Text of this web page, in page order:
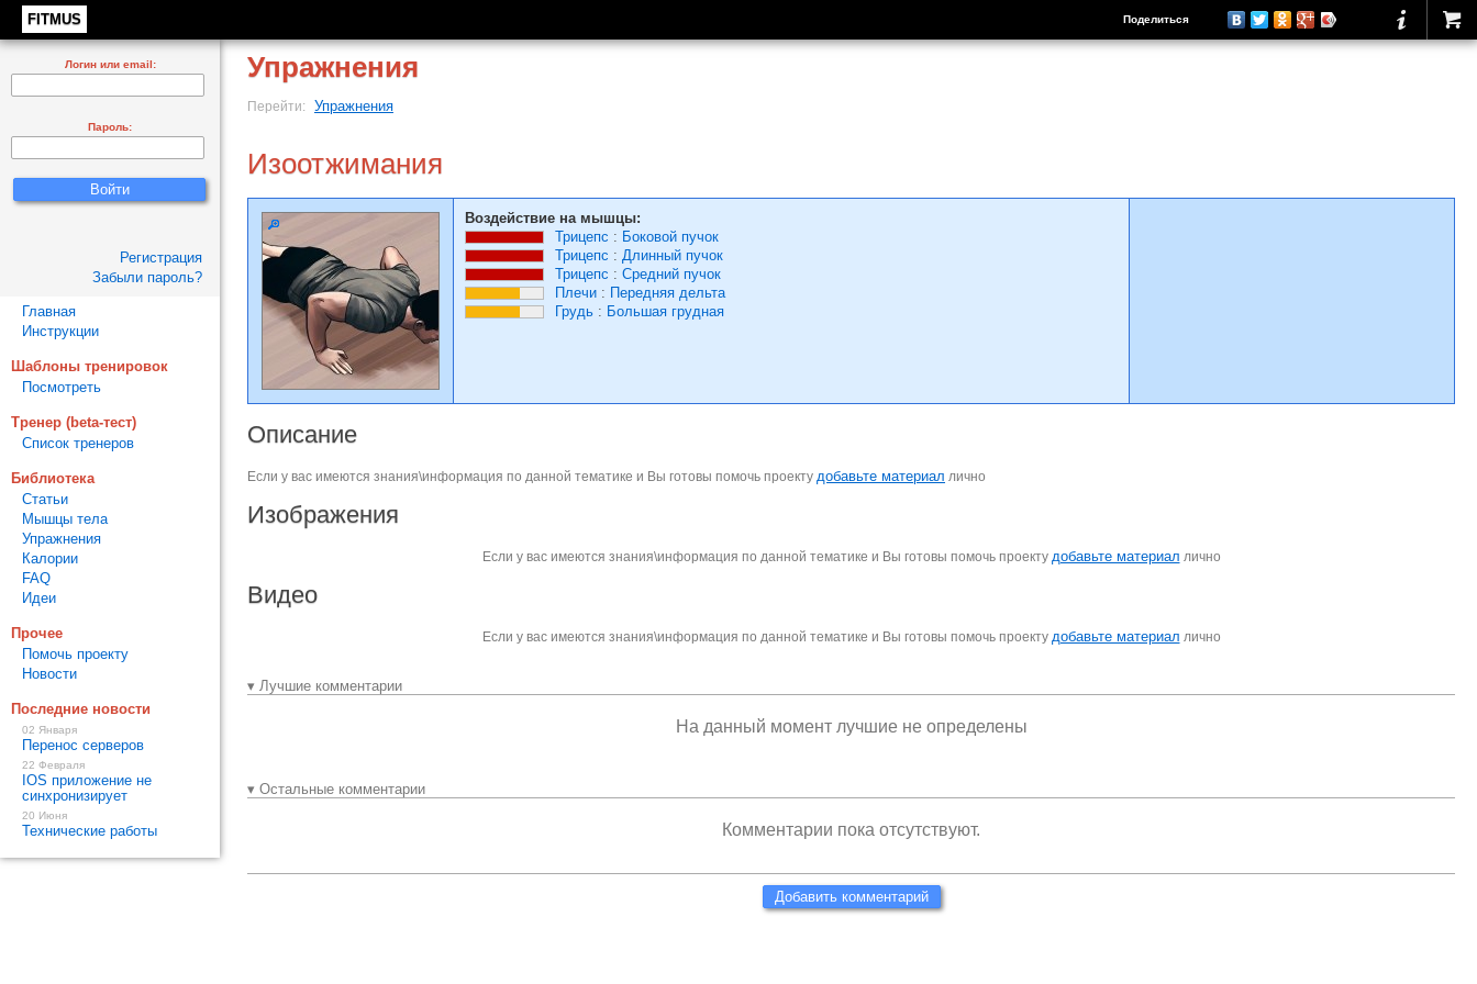
FITMUS Поделиться
Упражнения
Перейти: Упражнения
Изоотжимания
Воздействие на мышцы:
Трицепс : Боковой пучок
Трицепс : Длинный пучок
Трицепс : Средний пучок
Плечи : Передняя дельта
Грудь : Большая грудная
Описание
Если у вас имеются знания\информация по данной тематике и Вы готовы помочь проекту добавьте материал лично
Изображения
Если у вас имеются знания\информация по данной тематике и Вы готовы помочь проекту добавьте материал лично
Видео
Если у вас имеются знания\информация по данной тематике и Вы готовы помочь проекту добавьте материал лично
▾ Лучшие комментарии
На данный момент лучшие не определены
▾ Остальные комментарии
Комментарии пока отсутствуют.
Добавить комментарий
Логин или email:
Пароль:
Регистрация
Забыли пароль?
Главная
Инструкции
Шаблоны тренировок
Посмотреть
Тренер (beta-тест)
Список тренеров
Библиотека
Статьи
Мышцы тела
Упражнения
Калории
FAQ
Идеи
Прочее
Помочь проекту
Новости
Последние новости
02 Января
Перенос серверов
22 Февраля
IOS приложение не
синхронизирует
20 Июня
Технические работы